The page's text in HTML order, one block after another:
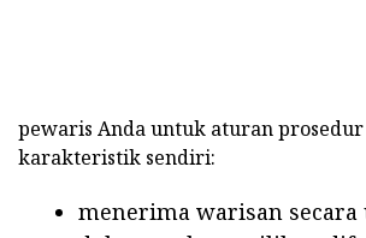
pewaris Anda untuk aturan
karakteristik sendiri:
menerima warisan secara